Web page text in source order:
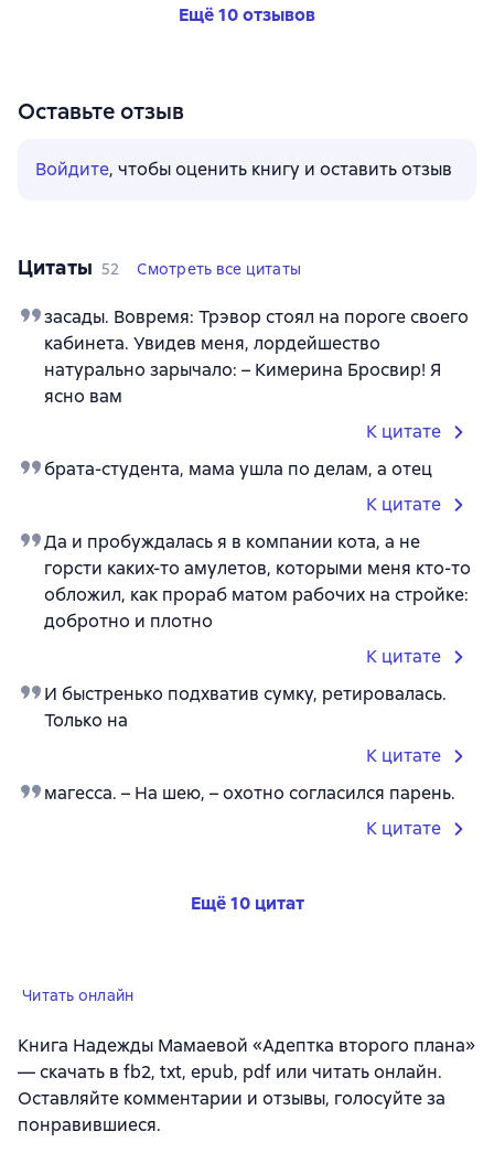
Ещё 10 отзывов
Оставьте отзыв
Войдите, чтобы оценить книгу и оставить отзыв
Цитаты 52 Смотреть все цитаты
засады. Вовремя: Трэвор стоял на пороге своего
кабинета. Увидев меня, лордейшество
натурально зарычало: – Кимерина Бросвир! Я
ясно вам
К цитате
брата-студента, мама ушла по делам, а отец
К цитате
Да и пробуждалась я в компании кота, а не
горсти каких-то амулетов, которыми меня кто-то
обложил, как прораб матом рабочих на стройке:
добротно и плотно
К цитате
И быстренько подхватив сумку, ретировалась.
Только на
К цитате
магесса. – На шею, – охотно согласился парень.
К цитате
Ещё 10 цитат
Читать онлайн
Книга Надежды Мамаевой «Адептка второго плана»
— скачать в fb2, txt, epub, pdf или читать онлайн.
Оставляйте комментарии и отзывы, голосуйте за
понравившиеся.